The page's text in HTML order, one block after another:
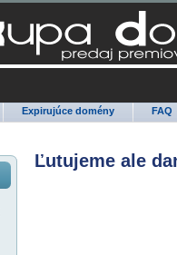
Expirujúce domény FAQ
Ľutujeme ale